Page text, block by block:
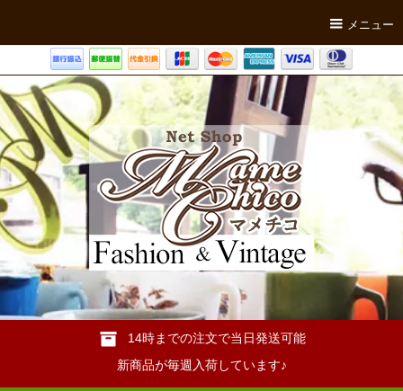
メニュー
14時までの注文で当日発送可能
新商品が毎週入荷しています♪